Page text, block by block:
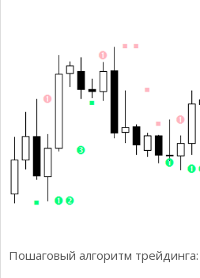
Пошаговый алгоритм трейдинга: